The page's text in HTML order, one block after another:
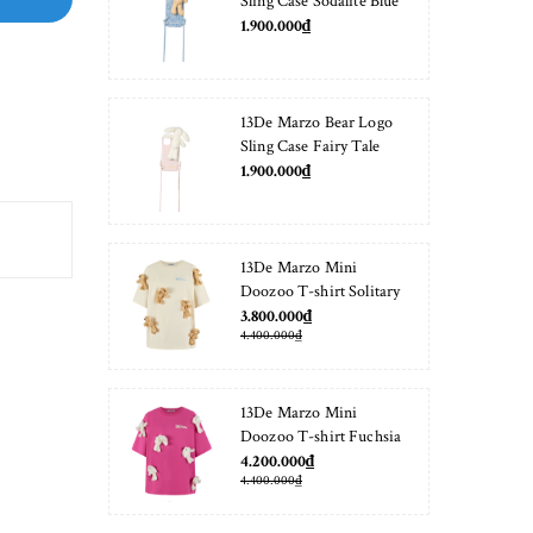
1.900.000₫
13De Marzo Bear Logo
Sling Case Fairy Tale
1.900.000₫
13De Marzo Mini
Doozoo T-shirt Solitary
Star
3.800.000₫
4.400.000₫
13De Marzo Mini
Doozoo T-shirt Fuchsia
Fedora
4.200.000₫
4.400.000₫